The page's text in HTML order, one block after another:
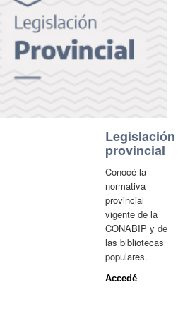
Legislación
provincial
Conocé la
normativa
provincial
vigente de la
CONABIP y de
las bibliotecas
populares.
Accedé